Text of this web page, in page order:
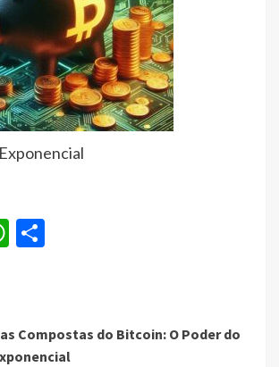
WhatsApp
Compostas do Bitcoin: O Poder do